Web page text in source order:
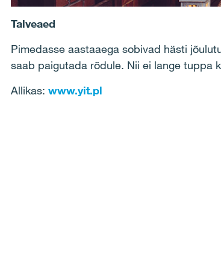
Talveaed
Pimedasse aastaaega sobivad hästi
saab paigutada rõdule. Nii ei lange tuppa
Allikas: www.yit.pl